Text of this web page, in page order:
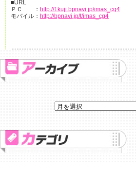
■URL
ＰＣ ： http://1kuji.bpnavi.jp/imas_cg4
モバイル： http://bpnavi.jp/t/imas_cg4